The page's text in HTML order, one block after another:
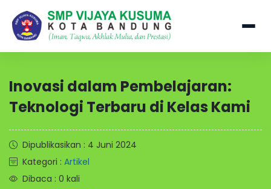
Inovasi dalam Pembelajaran:
Teknologi Terbaru di Kelas Kami
Dipublikasikan : 4 Juni 2024
Kategori : Artikel
Dibaca : 0 kali